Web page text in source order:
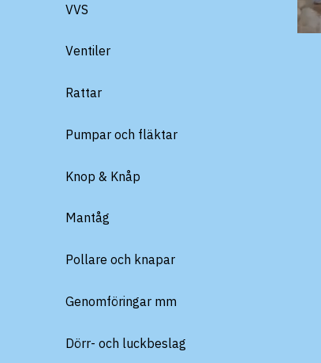
VVS
Ventiler
Rattar
Pumpar och fläktar
Knop & Knåp
Mantåg
Pollare och knapar
Genomföringar mm
Dörr- och luckbeslag